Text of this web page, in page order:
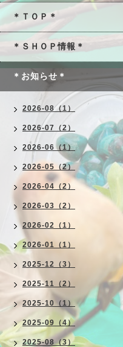
＊ＴＯＰ＊
＊ＳＨＯＰ情報＊
＊お知らせ＊
2026-08（1）
2026-07（2）
2026-06（1）
2026-05（2）
2026-04（2）
2026-03（2）
2026-02（1）
2026-01（1）
2025-12（3）
2025-11（2）
2025-10（1）
2025-09（4）
2025-08（3）